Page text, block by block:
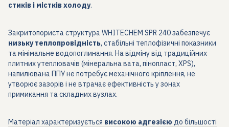
стиків і містків холоду.
Закритопориста структура WHITECHEM SPR 240 забезпечує
низьку теплопровідність, стабільні теплофізичні показники
та мінімальне водопоглинання. На відміну від традиційних
плитних утеплювачів (мінеральна вата, пінопласт, XPS),
напилювана ППУ не потребує механічного кріплення, не
утворює зазорів і не втрачає ефективність у зонах
примикання та складних вузлах.
Матеріал характеризується високою адгезією до більшості